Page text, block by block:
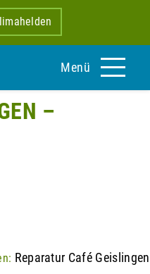
Menü
–
Reparatur Café Geislingen